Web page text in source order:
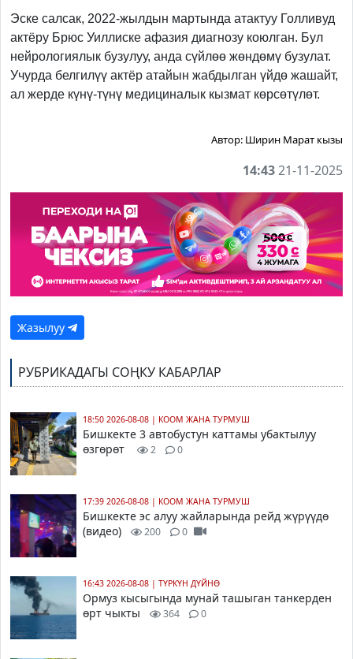
Эске салсак, 2022-жылдын мартында атактуу Голливуд
актёру Брюс Уиллиске афазия диагнозу коюлган. Бул
нейрологиялык бузулуу, анда сүйлөө жөндөмү бузулат.
Учурда белгилүү актёр атайын жабдылган үйдө жашайт,
ал жерде күнү-түнү медициналык кызмат көрсөтүлөт.
Автор: Ширин Марат кызы
14:4321-11-2025
Жазылуу
РУБРИКАДАГЫ СОҢКУ КАБАРЛАР
18:50 2026-08-08 | КООМ ЖАНА ТУРМУШ
Бишкекте 3 автобустун каттамы убактылуу
өзгөрөт
2 0
17:39 2026-08-08 | КООМ ЖАНА ТУРМУШ
Бишкекте эс алуу жайларында рейд жүрүүдө
(видео)
200 0
16:43 2026-08-08 | ТҮРКҮН ДҮЙНӨ
Ормуз кысыгында мунай ташыган танкерден
өрт чыкты
364 0